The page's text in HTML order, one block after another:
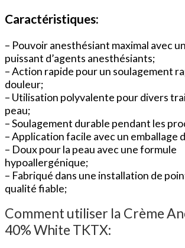
Caractéristiques:
– Pouvoir anesthésiant maximal avec
puissant d’agents anesthésiants;
– Action rapide pour un soulagement
douleur;
– Utilisation polyvalente pour divers
peau;
– Soulagement durable pendant les
– Application facile avec un emballage
– Doux pour la peau avec une formule
hypoallergénique;
– Fabriqué dans une installation de
qualité fiable;
Comment utiliser la Crème
40% White TKTX: